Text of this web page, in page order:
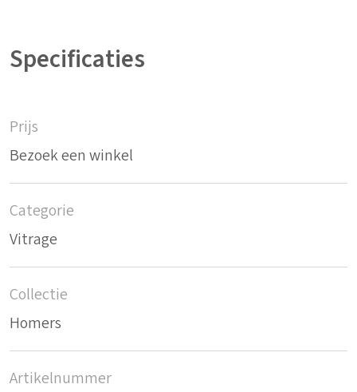
Specificaties
Prijs
Bezoek een winkel
Categorie
Vitrage
Collectie
Homers
Artikelnummer